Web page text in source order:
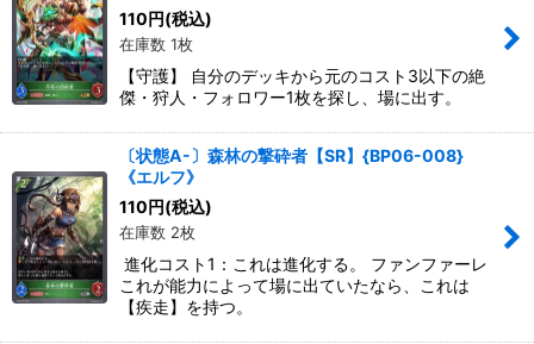
110円(税込)
在庫数 1枚
【守護】 自分のデッキから元のコスト3以下の絶
傑・狩人・フォロワー1枚を探し、場に出す。
〔状態A-〕森林の撃砕者【SR】{BP06-008}
《エルフ》
110円(税込)
在庫数 2枚
進化コスト1：これは進化する。 ファンファーレ
これが能力によって場に出ていたなら、これは
【疾走】を持つ。